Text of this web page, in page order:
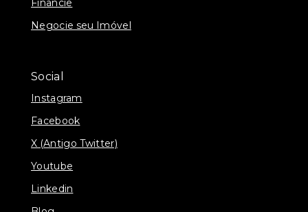
Negocie seu Imóvel
Social
Instagram
Facebook
X (Antigo Twitter)
Youtube
Linkedin